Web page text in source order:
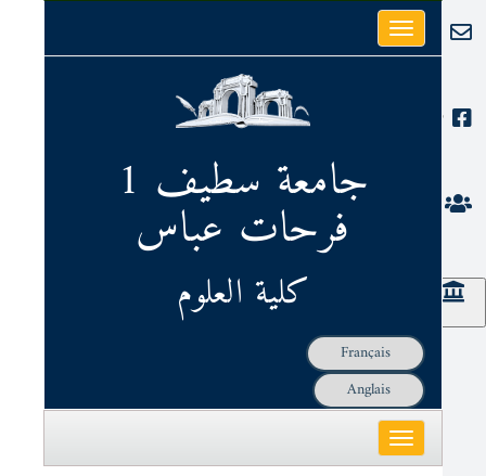
Toggle
navigation
جامعة سطيف 1
فرحات عباس
كلية العلوم
Français
Anglais
Toggle
navigation
البريد الإلكتروني
فايسبوك
الصفحات الشخصية